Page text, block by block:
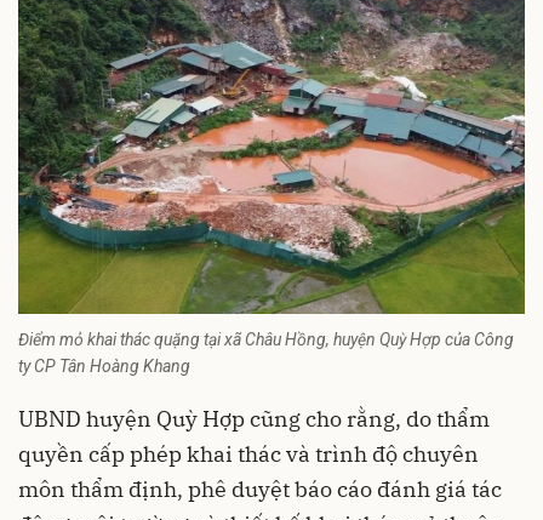
Điểm mỏ khai thác quặng tại xã Châu Hồng, huyện Quỳ Hợp của Công
ty CP Tân Hoàng Khang
UBND huyện Quỳ Hợp cũng cho rằng, do thẩm
quyền cấp phép khai thác và trình độ chuyên
môn thẩm định, phê duyệt báo cáo đánh giá tác